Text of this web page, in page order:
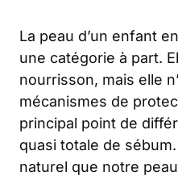
La peau d’un enfant
une catégorie à part.
nourrisson, mais elle
mécanismes de
principal point de
quasi totale de
naturel que notre